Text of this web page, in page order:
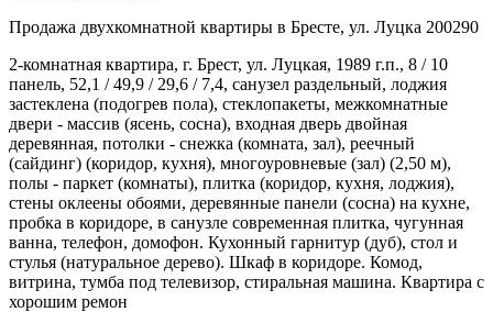
Продажа двухкомнатной квартиры в Бресте, ул. Луцка 200290
2-комнатная квартира, г. Брест, ул. Луцкая, 1989 г.п., 8 / 10
панель, 52,1 / 49,9 / 29,6 / 7,4, санузел раздельный, лоджия
застеклена (подогрев пола), стеклопакеты, межкомнатные
двери - массив (ясень, сосна), входная дверь двойная
деревянная, потолки - снежка (комната, зал), реечный
(сайдинг) (коридор, кухня), многоуровневые (зал) (2,50 м),
полы - паркет (комнаты), плитка (коридор, кухня, лоджия),
стены оклеены обоями, деревянные панели (сосна) на кухне,
пробка в коридоре, в санузле современная плитка, чугунная
ванна, телефон, домофон. Кухонный гарнитур (дуб), стол и
стулья (натуральное дерево). Шкаф в коридоре. Комод,
витрина, тумба под телевизор, стиральная машина. Квартира с
хорошим ремон